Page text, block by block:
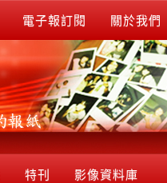
電子報訂閱 關於我們
特刊 影像資料庫